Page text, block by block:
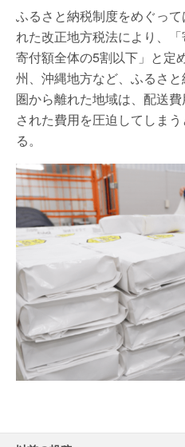
ふるさと納税制度をめぐっ
れた改正地方税法により、
寄付額全体の5割以下」と定
州、沖縄地方など、ふるさ
圏から離れた地域は、配送
された費用を圧迫してしま
る。